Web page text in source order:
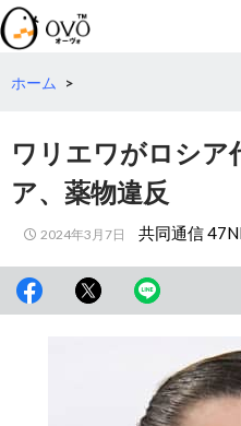
検
索
コ
テホーム >
ワリエワがロシア
ア、薬物違反
2024年3月7日 共同通信